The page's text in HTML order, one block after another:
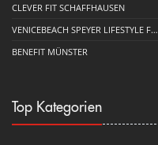
CLEVER FIT SCHAFFHAUSEN
VENICEBEACH SPEYER LIFESTYLE F…
BENEFIT MÜNSTER
Top Kategorien